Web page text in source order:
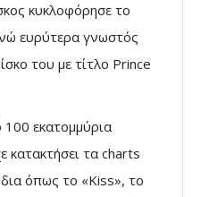
κυκλοφόρησε το
ευρύτερα γνωστός
του με τίτλο Prince
εκατομμύρια
κατακτήσει τα charts
όπως το «Kiss», το